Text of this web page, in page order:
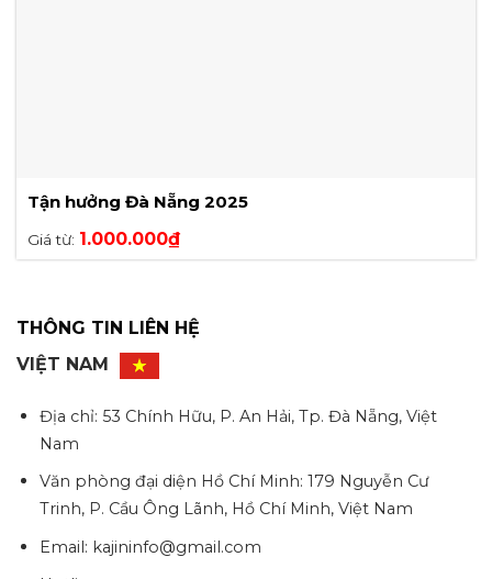
Tận hưởng Đà Nẵng 2025
Giá từ: 1.000.000₫
THÔNG TIN LIÊN HỆ
VIỆT NAM
Địa chỉ: 53 Chính Hữu, P. An Hải, Tp. Đà Nẵng, Việt
Nam
Văn phòng đại diện Hồ Chí Minh: 179 Nguyễn Cư
Trinh, P. Cầu Ông Lãnh, Hồ Chí Minh, Việt Nam
Email: kajininfo@gmail.com